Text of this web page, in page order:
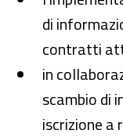
di
contratti
in
scambio di
iscrizione a